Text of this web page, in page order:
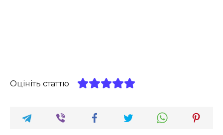
Оцініть статтю